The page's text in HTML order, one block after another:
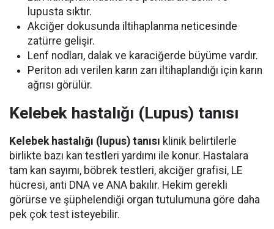
lupusta sıktır.
Akciğer dokusunda iltihaplanma neticesinde
zatürre gelişir.
Lenf nodları, dalak ve karaciğerde büyüme vardır.
Periton adı verilen karın zarı iltihaplandığı için karın
ağrısı görülür.
Kelebek hastalığı (Lupus) tanısı
Kelebek hastalığı (lupus) tanısı klinik belirtilerle
birlikte bazı kan testleri yardımı ile konur. Hastalara
tam kan sayımı, böbrek testleri, akciğer grafisi, LE
hücresi, anti DNA ve ANA bakılır. Hekim gerekli
görürse ve şüphelendiği organ tutulumuna göre daha
pek çok test isteyebilir.